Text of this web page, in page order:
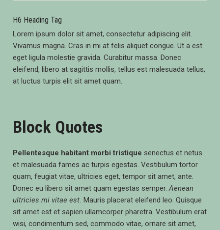
H6 Heading Tag
Lorem ipsum dolor sit amet, consectetur adipiscing elit.
Vivamus magna. Cras in mi at felis aliquet congue. Ut a est
eget ligula molestie gravida. Curabitur massa. Donec
eleifend, libero at sagittis mollis, tellus est malesuada tellus,
at luctus turpis elit sit amet quam.
Block Quotes
Pellentesque habitant morbi tristique senectus et netus
et malesuada fames ac turpis egestas. Vestibulum tortor
quam, feugiat vitae, ultricies eget, tempor sit amet, ante.
Donec eu libero sit amet quam egestas semper.Aenean
ultricies mi vitae est. Mauris placerat eleifend leo. Quisque
sit amet est et sapien ullamcorper pharetra. Vestibulum erat
wisi, condimentum sed, commodo vitae, ornare sit amet,